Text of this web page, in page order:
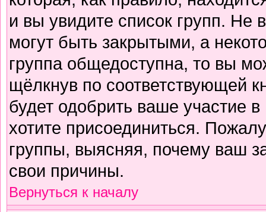
и вы увидите список групп. Не
могут быть закрытыми, а
группа общедоступна, то вы
щёлкнув по соответствующей
будет одобрить ваше участие
хотите присоединиться.
группы, выясняя, почему ваш
свои причины.
Вернуться к началу